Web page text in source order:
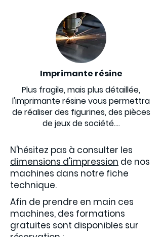
Imprimante résine
Plus fragile, mais plus détaillée,
l'imprimante résine vous permettra
de réaliser des figurines, des pièces
de jeux de société....
N'hésitez pas à consulter les
dimensions d'impression de nos
machines dans notre fiche
technique.
Afin de prendre en main ces
machines, des formations
gratuites sont disponibles sur